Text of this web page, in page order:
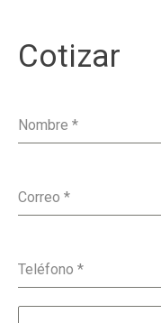
Cotizar
Nombre *
Correo *
Teléfono *